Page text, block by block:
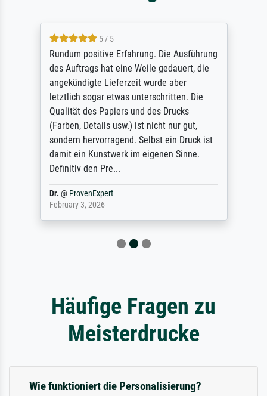
5 / 5
Rundum positive Erfahrung. Die Ausführung
des Auftrags hat eine Weile gedauert, die
angekündigte Lieferzeit wurde aber
letztlich sogar etwas unterschritten. Die
Qualität des Papiers und des Drucks
(Farben, Details usw.) ist nicht nur gut,
sondern hervorragend. Selbst ein Druck ist
damit ein Kunstwerk im eigenen Sinne.
Definitiv den Pre...
Dr. @ ProvenExpert
February 3, 2026
Häufige Fragen zu
Meisterdrucke
Wie funktioniert die Personalisierung?